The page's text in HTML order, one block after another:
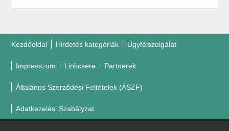
Kezdőoldal Hirdetés kategóriák Ügyfélszolgálat
Impresszum Linkcsere Partnerek
Általános Szerződési Feltételek (ÁSZF)
Adatkezelési Szabályzat